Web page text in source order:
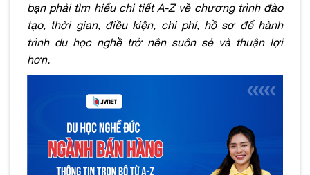
bạn phải tìm hiểu chi tiết A-Z về chương trình đào
tạo, thời gian, điều kiện, chi phí, hồ sơ để hành
trình du học nghề trở nên suôn sẻ và thuận lợi
hơn.